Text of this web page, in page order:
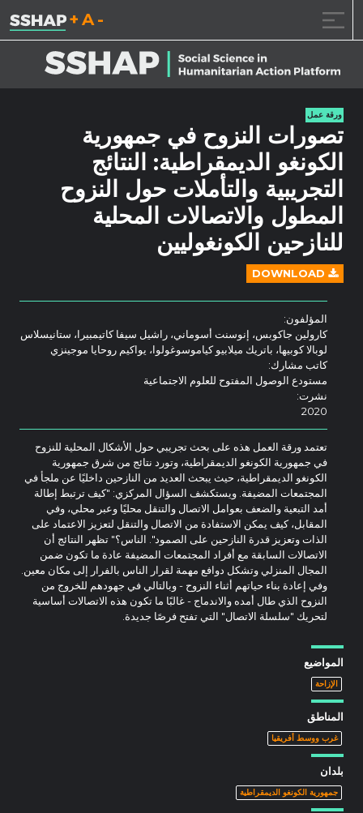
تقليل حجم الخط.
إعادة ضبط حجم
زيادة حجم
ورقة عمل
تصورات النزوح في جمهورية
الكونغو الديمقراطية: النتائج
التجريبية والتأملات حول النزوح
المطول والاتصالات المحلية
للنازحين الكونغوليين
DOWNLOAD
المؤلفون:
كارولين جاكوبس، إنوسنت أسوماني، راشيل سيفا كاتيمبيرا، ستانيسلاس
لوبالا كوبيها، باتريك ميلابيو كياموسوغولوا، يواكيم روحايا موجينزي
كاتب مشارك:
مستودع الوصول المفتوح للعلوم الاجتماعية
نشرت:
2020
تعتمد ورقة العمل هذه على بحث تجريبي حول الأشكال المحلية للنزوح
في جمهورية الكونغو الديمقراطية، وتورد نتائج من شرق جمهورية
الكونغو الديمقراطية، حيث يبحث العديد من النازحين داخليًا عن ملجأ في
المجتمعات المضيفة. ويستكشف السؤال المركزي: "كيف ترتبط إطالة
أمد التبعية والضعف بعوامل الاتصال والتنقل محليًا وعبر محلي، وفي
المقابل، كيف يمكن الاستفادة من الاتصال والتنقل لتعزيز الاعتماد على
الذات وتعزيز قدرة النازحين على الصمود". الناس؟" تظهر النتائج أن
الاتصالات السابقة مع أفراد المجتمعات المضيفة عادة ما تكون ضمن
المجال المنزلي وتشكل دوافع مهمة لقرار الناس بالفرار إلى مكان معين.
وفي إعادة بناء حياتهم أثناء النزوح - وبالتالي في جهودهم للخروج من
النزوح الذي طال أمده والاندماج - غالبًا ما تكون هذه الاتصالات أساسية
لتحريك "سلسلة الاتصال" التي تفتح فرصًا جديدة.
المواضيع
الإزاحة
المناطق
غرب ووسط أفريقيا
بلدان
جمهورية الكونغو الديمقراطية